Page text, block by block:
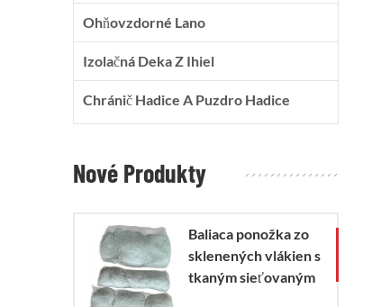
Ohňovzdorné Lano
Izolačná Deka Z Ihiel
Chránič Hadice A Puzdro Hadice
Nové Produkty
Baliaca ponožka zo
sklenených vlákien s
tkaným sieťovaným